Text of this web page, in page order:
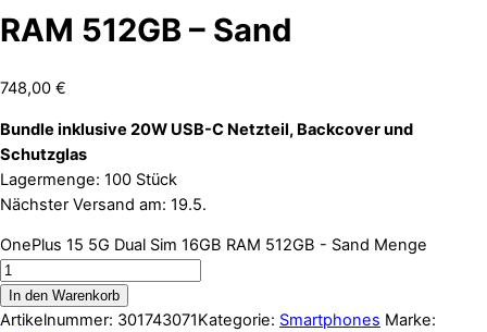
RAM 512GB – Sand
748,00 €
Bundle inklusive 20W USB-C Netzteil, Backcover und
Schutzglas
Lagermenge: 100 Stück
Nächster Versand am: 19.5.
OnePlus 15 5G Dual Sim 16GB RAM 512GB - Sand Menge
In den Warenkorb
Artikelnummer: 301743071Kategorie: Smartphones Marke: